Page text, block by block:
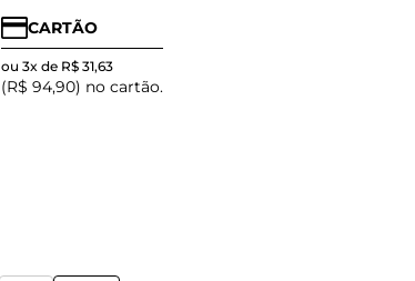
CARTÃO
ou 3x de R$ 31,63
(R$ 94,90) no cartão.